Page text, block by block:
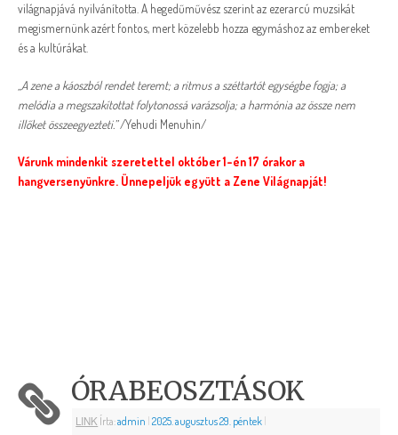
világnapjává nyilvánította. A hegedűművész szerint az ezerarcú muzsikát
megismernünk azért fontos, mert közelebb hozza egymáshoz az embereket
és a kultúrákat.
„A zene a káoszból rendet teremt; a ritmus a széttartót egységbe fogja; a
melódia a megszakítottat folytonossá varázsolja; a harmónia az össze nem
illőket összeegyezteti.”/Yehudi Menuhin/
Várunk mindenkit szeretettel október 1-én 17 órakor a
hangversenyünkre. Ünnepeljük együtt a Zene Világnapját!
ÓRABEOSZTÁSOK
LINK Írta:admin | 2025. augusztus 29. péntek |